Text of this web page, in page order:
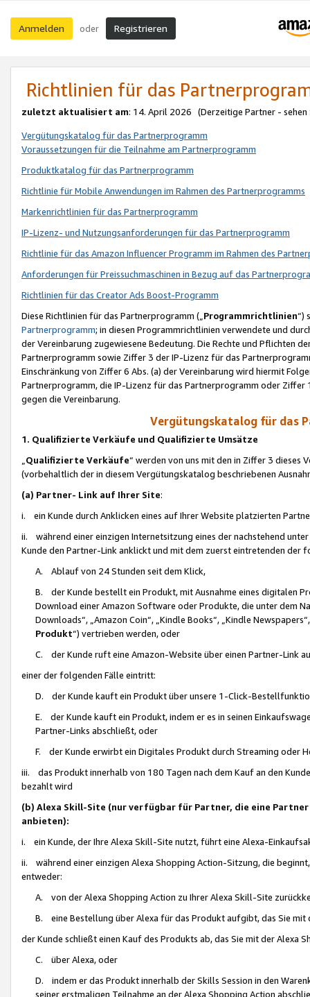
Anmelden oder Registrieren
Richtlinien für das
zuletzt aktualisiert am: 14. April 2026 (Derzeitige Partner - sehen
Vergütungskatalog für das Partnerprogramm
Voraussetzungen für die Teilnahme am Partnerprogramm
Produktkatalog für das Partnerprogramm
Richtlinie für Mobile Anwendungen im Rahmen des Partnerprogramms
Markenrichtlinien für das Partnerprogramm
IP-Lizenz- und Nutzungsanforderungen für das Partnerprogramm
Richtlinie für das Amazon Influencer Programm im Rahmen des
Anforderungen für Preissuchmaschinen in Bezug auf das
Richtlinien für das Creator Ads Boost-Programm
Diese Richtlinien für das Partnerprogramm („Programmrichtlinien“)
Partnerprogramm; in diesen Programmrichtlinien verwendete und
der Vereinbarung zugewiesene Bedeutung. Die Rechte und Pflichten
Partnerprogramm sowie Ziffer 3 der IP-Lizenz für das
Einschränkung von Ziffer 6 Abs. (a) der Vereinbarung wird hiermit
Partnerprogramm, die IP-Lizenz für das Partnerprogramm oder
gegen die Vereinbarung.
Vergütungskatalog für das
1. Qualifizierte Verkäufe und Qualifizierte Umsätze
Qualifizierte Verkäufe“ werden von uns mit den in Ziffer 3
(vorbehaltlich der in diesem Vergütungskatalog beschriebenen
(a) Partner- Link auf Ihrer Site:
i. ein Kunde durch Anklicken eines auf Ihrer Website platzierten
ii. während einer einzigen Internetsitzung eines der nachstehend
Kunde den Partner-Link anklickt und mit dem zuerst eintretenden der
A. Ablauf von 24 Stunden seit dem Klick,
B. der Kunde bestellt ein Produkt, mit Ausnahme eines digitalen
Download einer Amazon Software oder Produkte, die unter dem
Downloads“, „Amazon Coin“, „Kindle Books“, „Kindle
Produkt“) vertrieben werden, oder
C. der Kunde ruft eine Amazon-Website über einen Partner-Link
einer der folgenden Fälle eintritt:
D. der Kunde kauft ein Produkt über unsere 1-Click-
E. der Kunde kauft ein Produkt, indem er es in seinen
Partner-Links abschließt, oder
F. der Kunde erwirbt ein Digitales Produkt durch Streaming oder
iii. das Produkt innerhalb von 180 Tagen nach dem Kauf an den
bezahlt wird
(b) Alexa Skill-Site (nur verfügbar für Partner, die eine
anbieten):
i. ein Kunde, der Ihre Alexa Skill-Site nutzt, führt eine Alexa-
ii. während einer einzigen Alexa Shopping Action-Sitzung, die
entweder:
A. von der Alexa Shopping Action zu Ihrer Alexa Skill-Site
B. eine Bestellung über Alexa für das Produkt aufgibt, das Sie mit
der Kunde schließt einen Kauf des Produkts ab, das Sie mit der Alexa
C. über Alexa, oder
D. indem er das Produkt innerhalb der Skills Session in den
seiner erstmaligen Teilnahme an der Alexa Shopping Action